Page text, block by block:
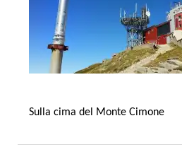
Sulla cima del Monte Cimone